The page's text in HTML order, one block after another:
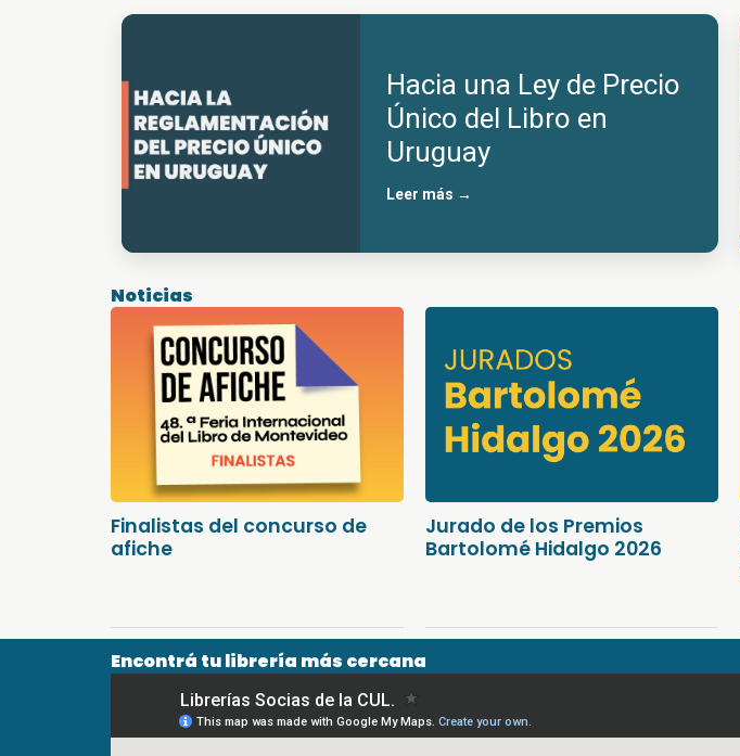
Hacia una Ley de Precio
Único del Libro en
Uruguay
Leer más →
Noticias
Finalistas del concurso de
afiche
Jurado de los Premios
Bartolomé Hidalgo 2026
Encontrá tu librería más cercana